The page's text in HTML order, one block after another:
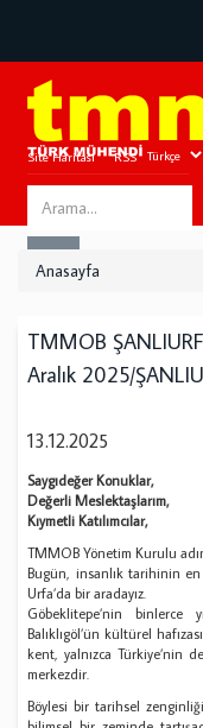
Site Haritası RSS Bize
Search
this
Anasayfa
TMMOB
Aralık 2025/
13.12.2025
Saygıdeğer Konuklar,
Değerli Meslektaşlarım,
Kıymetli Katılımcılar,
TMMOB Yönetim Kurulu
Bugün, insanlık tarihinin
Urfa’da bir aradayız.
Göbeklitepe’nin binlerce
Balıklıgöl’ün kültürel
kent, yalnızca Türkiye’nin
merkezdir.
Böylesi bir tarihsel